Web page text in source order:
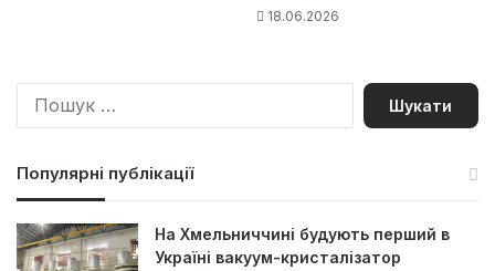
18.06.2026
П
Популярні публікації
На Хмельниччині будують перший в
Україні вакуум-кристалізатор